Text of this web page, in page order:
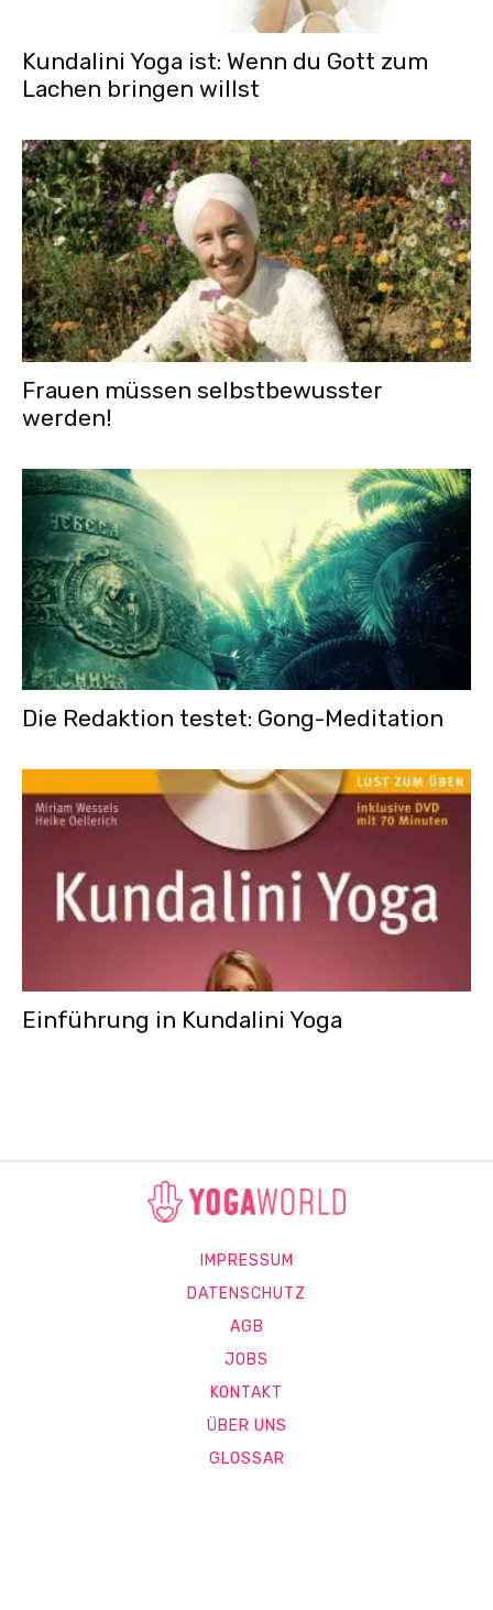
Kundalini Yoga ist: Wenn du Gott zum
Lachen bringen willst
Frauen müssen selbstbewusster
werden!
Die Redaktion testet: Gong-Meditation
Einführung in Kundalini Yoga
IMPRESSUM
DATENSCHUTZ
AGB
JOBS
KONTAKT
ÜBER UNS
GLOSSAR